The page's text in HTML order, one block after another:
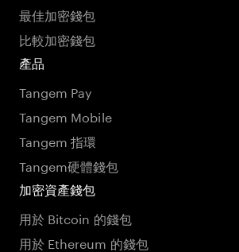
最佳加密錢包
比較加密錢包
產品
Tangem Pay
Tangem Mobile
Tangem 指環
Tangem硬體錢包
加密資產錢包
用於 Bitcoin 的錢包
用於 Ethereum 的錢包